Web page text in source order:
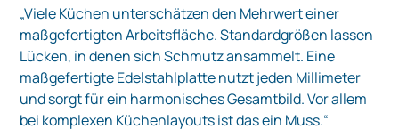
„Viele Küchen unterschätzen den Mehrwert einer
maßgefertigten Arbeitsfläche. Standardgrößen lassen
Lücken, in denen sich Schmutz ansammelt. Eine
maßgefertigte Edelstahlplatte nutzt jeden Millimeter
und sorgt für ein harmonisches Gesamtbild. Vor allem
bei komplexen Küchenlayouts ist das ein Muss.“